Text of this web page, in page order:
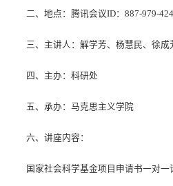
二、地点：腾讯会议ID：887-979-
三、主讲人：解学芳、杨慧民、徐成
四、主办：科研处
五、承办：马克思主义学院
六、讲座内容：
国家社会科学基金项目申请书一对一